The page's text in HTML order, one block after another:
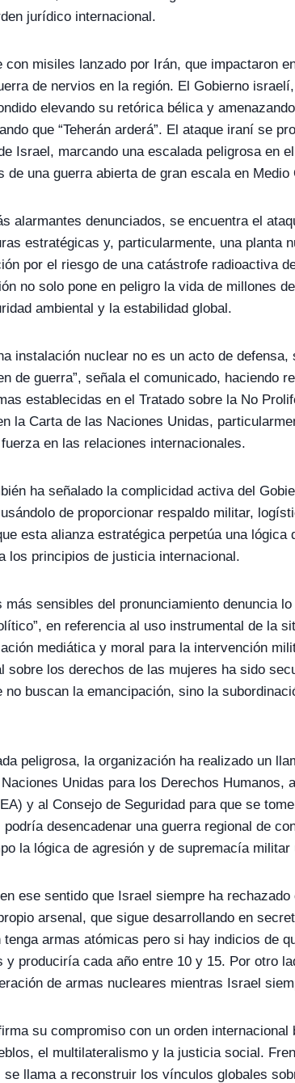
jurídico internacional.
con misiles lanzado por Irán, que impactaron
de nervios en la región. El Gobierno
elevando su retórica bélica y
que “Teherán arderá”. El ataque iraní se
Israel, marcando una escalada peligrosa en
de una guerra abierta de gran escala en Medio
alarmantes denunciados, se encuentra el
estratégicas y, particularmente, una planta
por el riesgo de una catástrofe radioactiva
no solo pone en peligro la vida de millones
ambiental y la estabilidad global.
instalación nuclear no es un acto de
de guerra”, señala el comunicado, haciendo
establecidas en el Tratado sobre la No
la Carta de las Naciones Unidas,
en las relaciones internacionales.
ha señalado la complicidad activa del
de proporcionar respaldo militar,
esta alianza estratégica perpetúa una lógica
los principios de justicia internacional.
más sensibles del pronunciamiento denuncia
en referencia al uso instrumental de la
mediática y moral para la intervención
sobre los derechos de las mujeres ha sido
buscan la emancipación, sino la
peligrosa, la organización ha realizado un
Unidas para los Derechos Humanos,
y al Consejo de Seguridad para que se
desencadenar una guerra regional de
la lógica de agresión y de supremacía militar
ese sentido que Israel siempre ha
arsenal, que sigue desarrollando en
tenga armas atómicas pero si hay indicios de
y produciría cada año entre 10 y 15. Por otro
de armas nucleares mientras Israel
su compromiso con un orden internacional
el multilateralismo y la justicia social.
llama a reconstruir los vínculos globales